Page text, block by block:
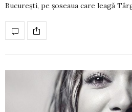
București, pe șoseaua care leagă